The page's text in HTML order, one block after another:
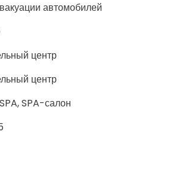
автомобилей
центр
центр
SPA-салон